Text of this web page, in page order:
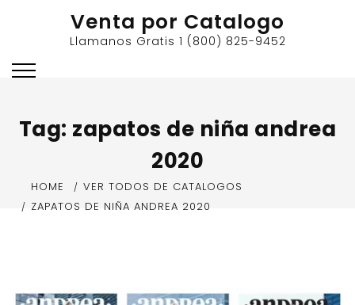
Venta por Catalogo
Llamanos Gratis 1 (800) 825-9452
Tag: zapatos de niña andrea
2020
HOME
VER TODOS DE CATALOGOS
ZAPATOS DE NIÑA ANDREA 2020